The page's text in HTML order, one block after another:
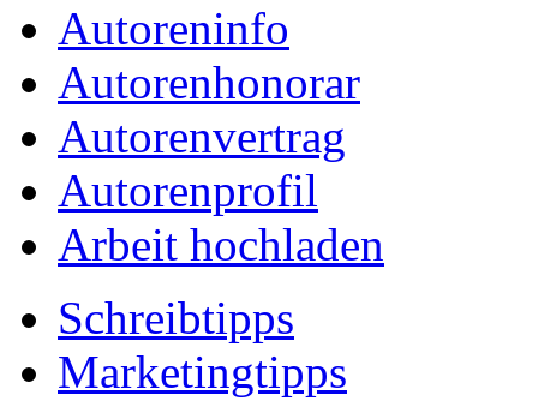
Autoreninfo
Autorenhonorar
Autorenvertrag
Autorenprofil
Arbeit hochladen
Schreibtipps
Marketingtipps